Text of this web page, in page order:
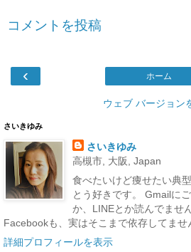
コメントを投稿
‹ ホーム
ウェブ バージョン
さいきゆみ
さいきゆみ
高槻市, 大阪, Japan
食べたいけど痩せたい典
とう好きです。 Gmailに
か、LINEとか読んでませ
Facebookも、実はそこまで依存してませ
詳細プロフィールを表示